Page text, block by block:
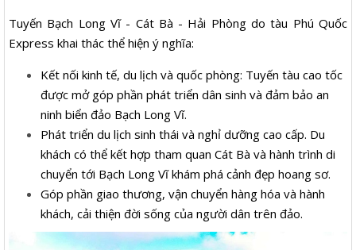
Tuyến Bạch Long Vĩ - Cát Bà - Hải Phòng do tàu Phú Quốc
Express khai thác thể hiện ý nghĩa:
Kết nối kinh tế, du lịch và quốc phòng: Tuyến tàu cao tốc
được mở góp phần phát triển dân sinh và đảm bảo an
ninh biển đảo Bạch Long Vĩ.
Phát triển du lịch sinh thái và nghỉ dưỡng cao cấp. Du
khách có thể kết hợp tham quan Cát Bà và hành trình di
chuyển tới Bạch Long Vĩ khám phá cảnh đẹp hoang sơ.
Góp phần giao thương, vận chuyển hàng hóa và hành
khách, cải thiện đời sống của người dân trên đảo.